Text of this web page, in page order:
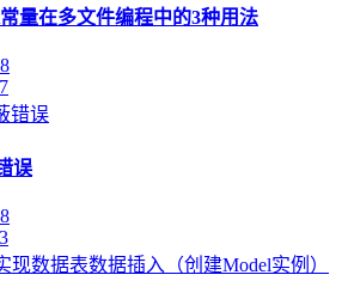
量在多文件编程中的3种用法
误